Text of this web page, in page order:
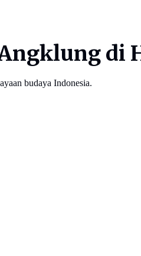
di
budaya Indonesia.